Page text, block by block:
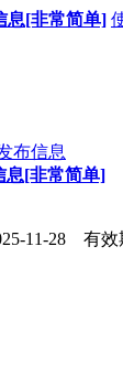
息[非常简单]
布信息
息[非常简单]
11-28 有效